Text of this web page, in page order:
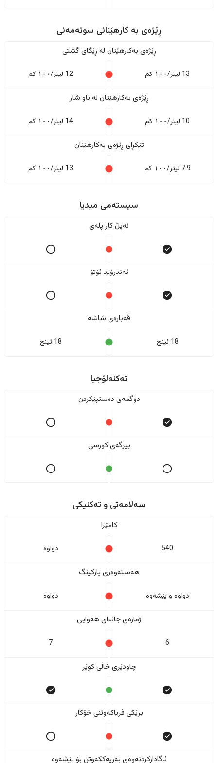
ڕێژەى به کارهێنانی سوتەمەنی
ڕێژەى بەکارهێنان له ڕێگای گشتی
13 لیتر/١٠٠ کم 12 لیتر/١٠٠ کم
ڕێژەى بەکارهێنان له ناو شار
10 لیتر/١٠٠ کم 14 لیتر/١٠٠ کم
تێکڕای ڕێژەى بەکارهێنان
7.9 لیتر/١٠٠ کم 13 لیتر/١٠٠ کم
سیستەمی میدیا
ئەپڵ کار پلەی
ئەندرۆید ئۆتۆ
قەبارەی شاشە
18 ئینج 18 ئینج
تەکنەلۆجیا
دوگمەی دەستپێکردن
بیرگەی کورسی
سەلامەتی و تەکنیکی
کامێرا
540 دواوە
هەستەوەری پارکینگ
دواوە و پێشەوە دواوە
ژمارەی جانتای هەوایی
6
7
چاودێری خاڵی کوێر
برێکی فریاکەوتنی خۆکار
ئاگادارکردنەوەی بەریەککەوتن بۆ پێشەوە